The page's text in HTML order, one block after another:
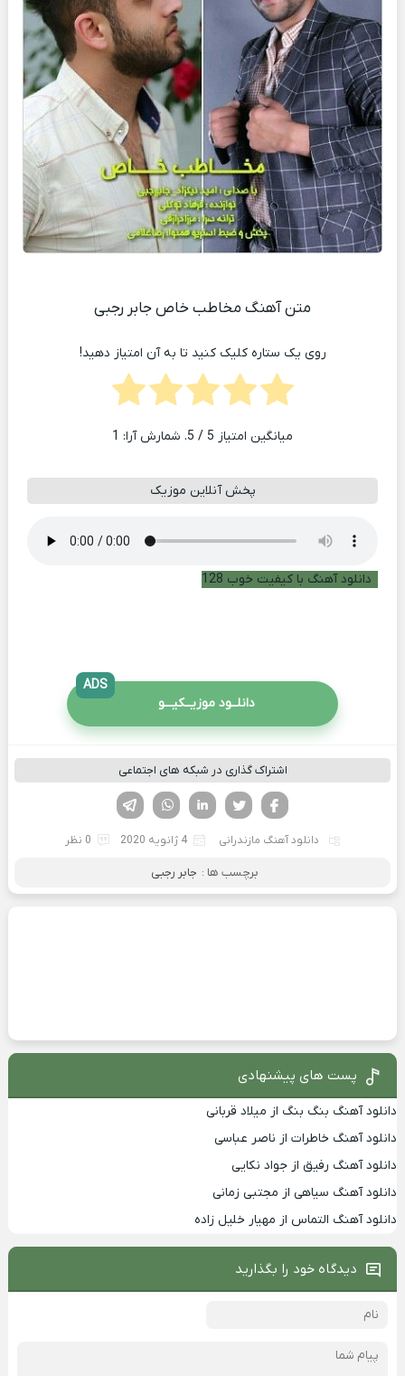
متن آهنگ مخاطب خاص جابر رجبی
روی یک ستاره کلیک کنید تا به آن امتیاز دهید!
میانگین امتیاز 5 / 5. شمارش آرا: 1
پخش آنلاین موزیک
دانلود آهنگ با کیفیت خوب 128
دانلــود موزیــکیـــو
ADS
اشتراک گذاری در شبکه های اجتماعی
لینکدین تویتر
فیسوک
دانلود آهنگ مازندرانی 4 ژانویه 2020 0 نظر
برچسب ها : جابر رجبی
پست های پیشنهادی
دانلود آهنگ بنگ بنگ از میلاد قربانی
دانلود آهنگ خاطرات از ناصر عباسی
دانلود آهنگ رفیق از جواد نکایی
دانلود آهنگ سیاهی از مجتبی زمانی
دانلود آهنگ التماس از مهیار خلیل زاده
دیدگاه خود را بگذارید